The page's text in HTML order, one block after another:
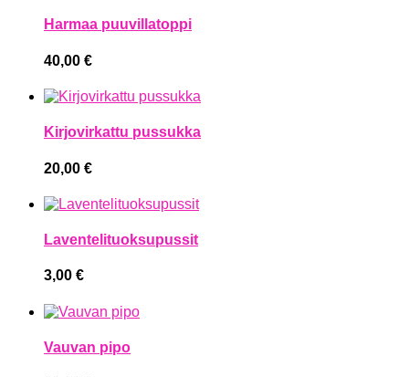
Harmaa puuvillatoppi
40,00 €
Kirjovirkattu pussukka
20,00 €
Laventelituoksupussit
3,00 €
Vauvan pipo